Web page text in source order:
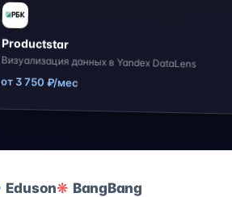
Productstar
Визуализация данных в Yandex DataLens
от 3 750 ₽/мес
Eduson BangBang